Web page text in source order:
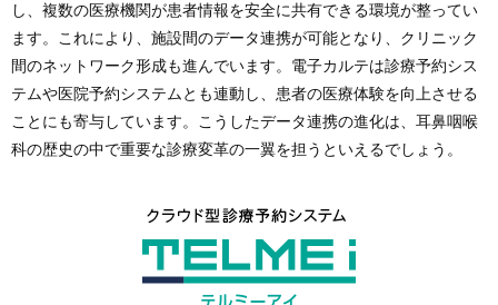
し、複数の医療機関が患者情報を安全に共有できる環境が整ってい
ます。これにより、施設間のデータ連携が可能となり、クリニック
間のネットワーク形成も進んでいます。電子カルテは診療予約シス
テムや医院予約システムとも連動し、患者の医療体験を向上させる
ことにも寄与しています。こうしたデータ連携の進化は、耳鼻咽喉
科の歴史の中で重要な診療変革の一翼を担うといえるでしょう。